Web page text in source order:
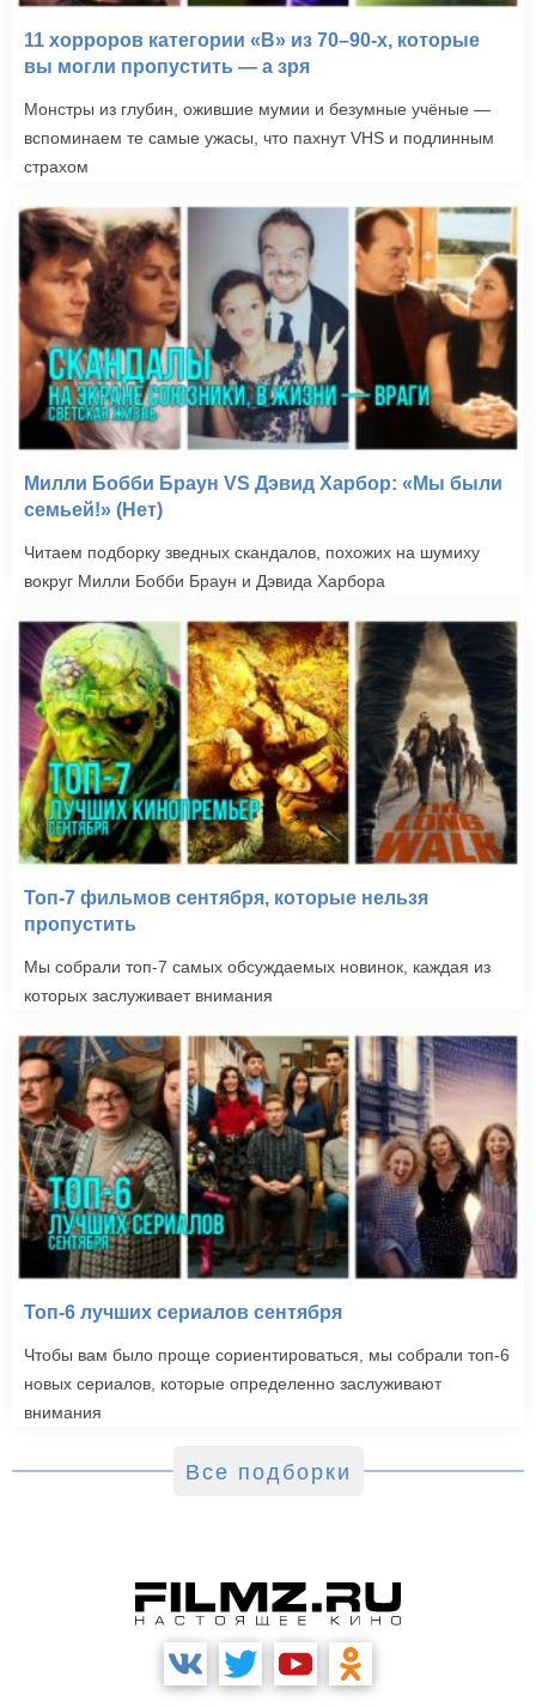
11 хорроров категории «B» из 70–90-х, которые
вы могли пропустить — а зря
Монстры из глубин, ожившие мумии и безумные учёные —
вспоминаем те самые ужасы, что пахнут VHS и подлинным
страхом
Милли Бобби Браун VS Дэвид Харбор: «Мы были
семьей!» (Нет)
Читаем подборку зведных скандалов, похожих на шумиху
вокруг Милли Бобби Браун и Дэвида Харбора
Топ-7 фильмов сентября, которые нельзя
пропустить
Мы собрали топ-7 самых обсуждаемых новинок, каждая из
которых заслуживает внимания
Топ-6 лучших сериалов сентября
Чтобы вам было проще сориентироваться, мы собрали топ-6
новых сериалов, которые определенно заслуживают
внимания
Все подборки